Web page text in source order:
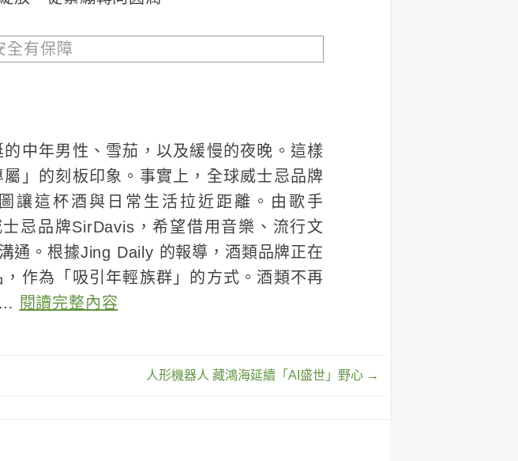
全有保障
中年男性、雪茄，以及緩慢的夜晚。這樣
」的刻板印象。事實上，全球威士忌品牌
讓這杯酒與日常生活拉近距離。由歌手
忌品牌SirDavis，希望借用音樂、流行文
通。根據Jing Daily 的報導，酒類品牌正在
作為「吸引年輕族群」的方式。酒類不再
閱讀完整內容
人形機器人 藏鴻海延續「AI盛世」野心 →